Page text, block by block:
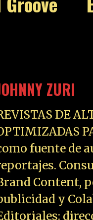
ZURI
DE
fuente de
Content,
y